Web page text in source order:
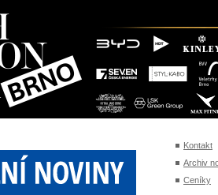
Kontakt
Archiv
Ceníky